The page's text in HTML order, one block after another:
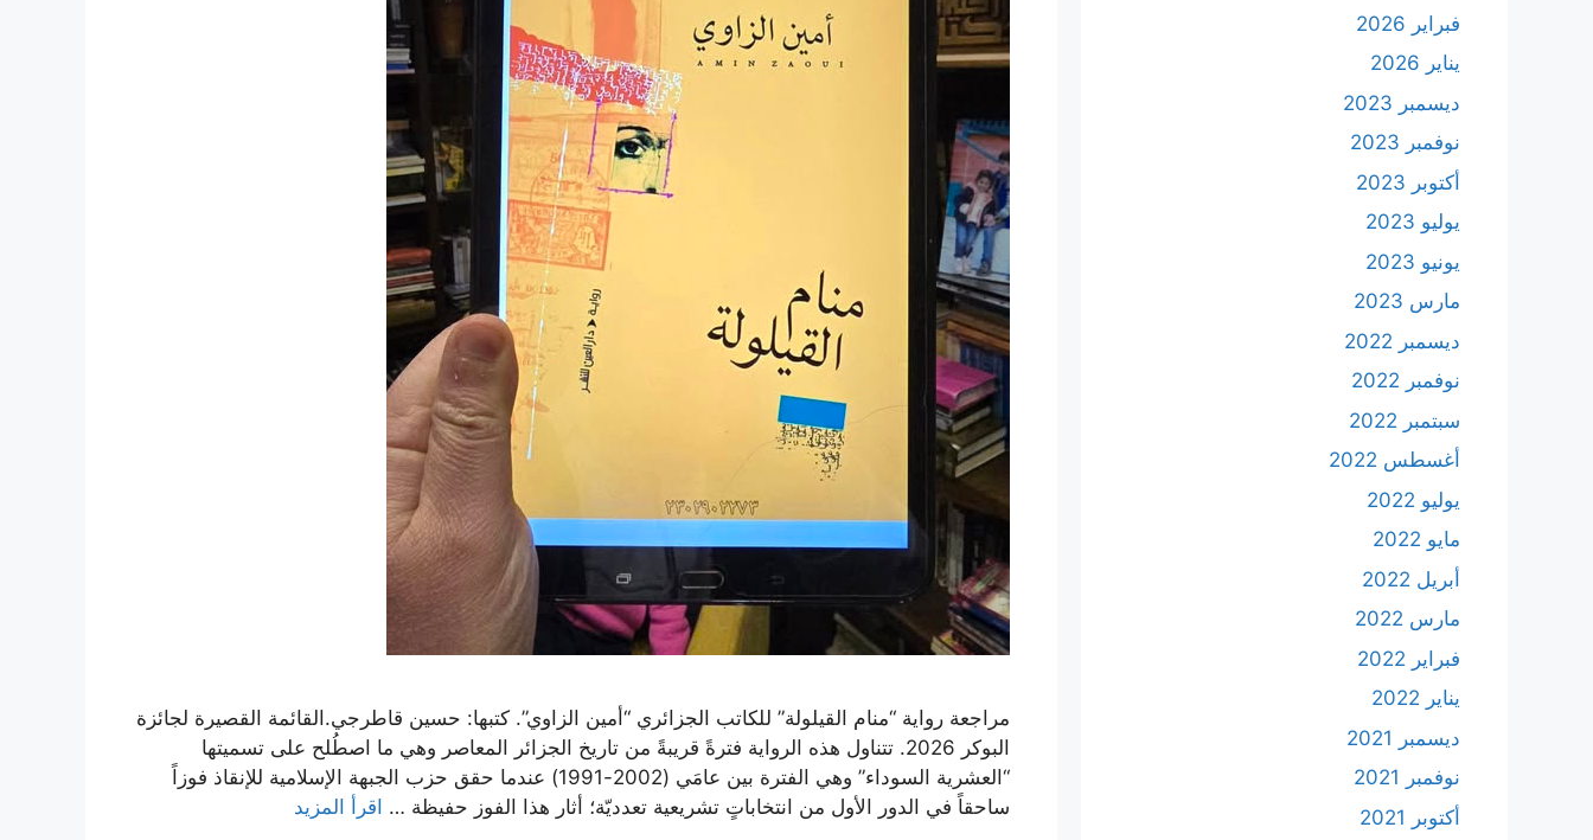
مراجعة رواية “منام القيلولة” للكاتب الجزائري “أمين الزاوي”. كتبها: حسين قاطرجي.القائمة القصيرة لجائزة
البوكر 2026. تتناول هذه الرواية فترةً قريبةً من تاريخ الجزائر المعاصر وهي ما اصطُلح على تسميتها
“العشرية السوداء” وهي الفترة بين عامَي (2002-1991) عندما حقق حزب الجبهة الإسلامية للإنقاذ فوزاً
ساحقاً في الدور الأول من انتخاباتٍ تشريعية تعدديّة؛ أثار هذا الفوز حفيظة … اقرأ المزيد
فبراير 2026
يناير 2026
ديسمبر 2023
نوفمبر 2023
أكتوبر 2023
يوليو 2023
يونيو 2023
مارس 2023
ديسمبر 2022
نوفمبر 2022
سبتمبر 2022
أغسطس 2022
يوليو 2022
مايو 2022
أبريل 2022
مارس 2022
فبراير 2022
يناير 2022
ديسمبر 2021
نوفمبر 2021
أكتوبر 2021